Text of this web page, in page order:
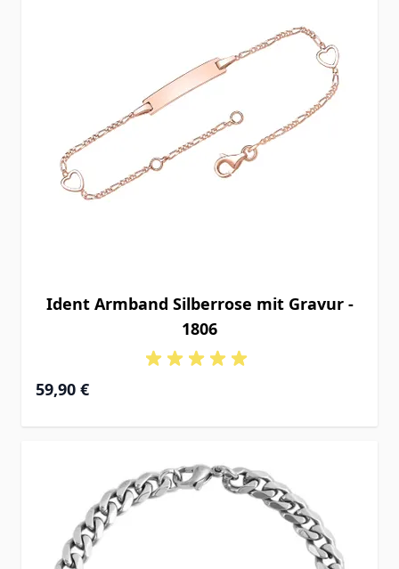
Ident Armband Silberrose mit Gravur -
1806
Ab
59,90 €